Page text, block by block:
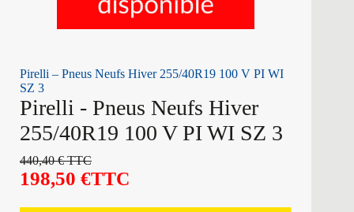
Pirelli – Pneus Neufs Hiver 255/40R19 100 V PI WI
SZ 3
Pirelli - Pneus Neufs Hiver
255/40R19 100 V PI WI SZ 3
440,40€TTC
198,50 €TTC